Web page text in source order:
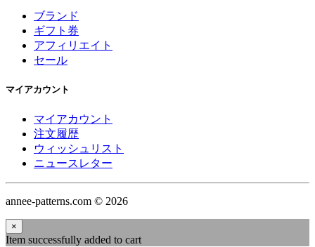
ブランド
ギフト券
アフィリエイト
セール
マイアカウント
マイアカウント
注文履歴
ウィッシュリスト
ニュースレター
annee-patterns.com © 2026
×
Item successfully added to cart